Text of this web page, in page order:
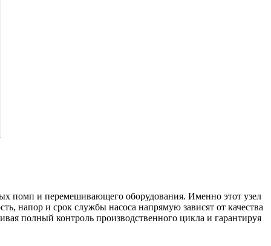
помп и перемешивающего оборудования. Именно этот узел
напор и срок службы насоса напрямую зависят от качества
полный контроль производственного цикла и гарантируя